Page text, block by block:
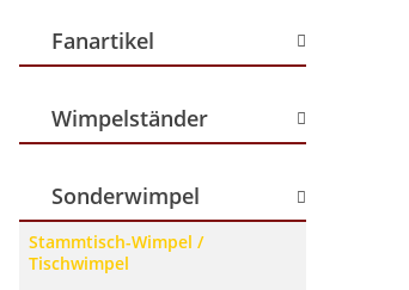
Fanartikel
Wimpelständer
Sonderwimpel
Stammtisch-Wimpel /
Tischwimpel